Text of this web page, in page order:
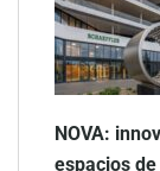
NOVA:
espacios